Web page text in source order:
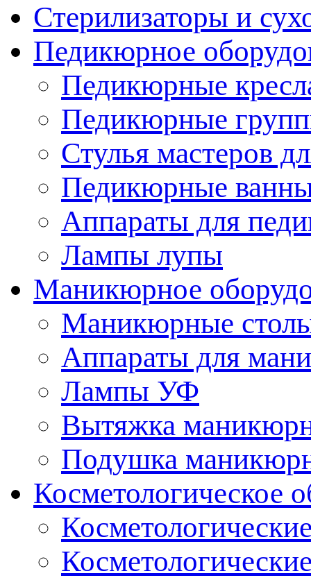
Стерилизаторы и
Педикюрное
Педикюрные
Педикюрные
Стулья мастеров
Педикюрные
Аппараты для
Лампы лупы
Маникюрное
Маникюрные
Аппараты для
Лампы УФ
Вытяжка
Подушка
Косметологическое